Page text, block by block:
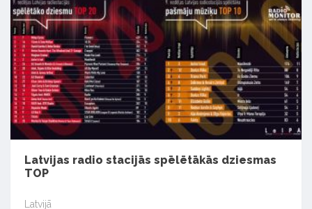
Latvijas radio stacijās spēlētākās dziesmas
TOP
Latvijā